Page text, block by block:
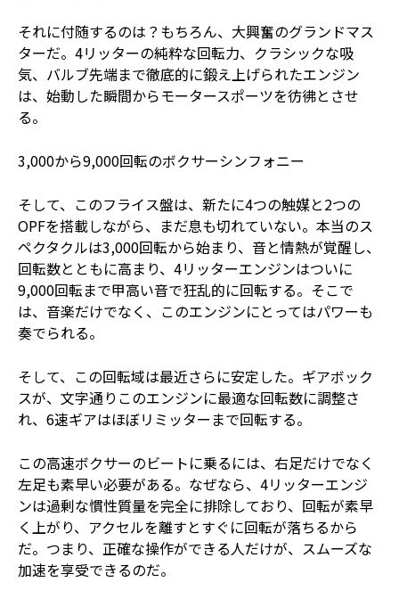
それに付随するのは？もちろん、大興奮のグランドマス
ターだ。4リッターの純粋な回転力、クラシックな吸
気、バルブ先端まで徹底的に鍛え上げられたエンジン
は、始動した瞬間からモータースポーツを彷彿とさせ
る。
3,000から9,000回転のボクサーシンフォニー
そして、このフライス盤は、新たに4つの触媒と2つの
OPFを搭載しながら、まだ息も切れていない。本当のス
ペクタクルは3,000回転から始まり、音と情熱が覚醒し、
回転数とともに高まり、4リッターエンジンはついに
9,000回転まで甲高い音で狂乱的に回転する。そこで
は、音楽だけでなく、このエンジンにとってはパワーも
奏でられる。
そして、この回転域は最近さらに安定した。ギアボック
スが、文字通りこのエンジンに最適な回転数に調整さ
れ、6速ギアはほぼリミッターまで回転する。
この高速ボクサーのビートに乗るには、右足だけでなく
左足も素早い必要がある。なぜなら、4リッターエンジ
ンは過剰な慣性質量を完全に排除しており、回転が素早
く上がり、アクセルを離すとすぐに回転が落ちるから
だ。つまり、正確な操作ができる人だけが、スムーズな
加速を享受できるのだ。